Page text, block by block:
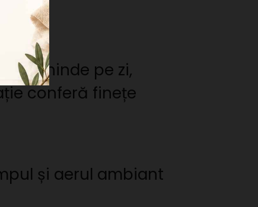
de ghinde pe zi,
conferă finețe
și aerul ambiant